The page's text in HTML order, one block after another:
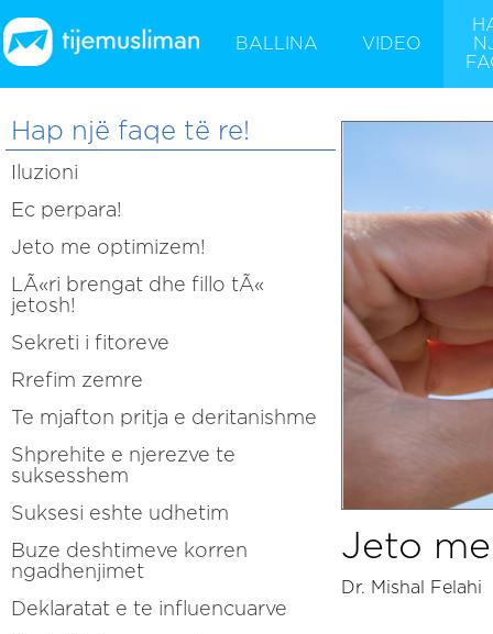
BALLINA VIDEO
Hap një faqe të re!
Iluzioni
Ec perpara!
Jeto me optimizem!
LÃ«ri brengat dhe fillo tÃ«
jetosh!
Sekreti i fitoreve
Rrefim zemre
Te mjafton pritja e deritanishme
Shprehite e njerezve te
suksesshem
Suksesi eshte udhetim
Buze deshtimeve korren
ngadhenjimet
Deklaratat e te influencuarve
Jeto
Dr. Mishal Felahi